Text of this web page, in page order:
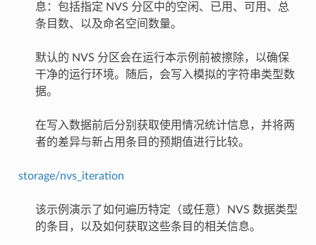
息：包括指定 NVS 分区中的空闲、已用、可用、总
条目数、以及命名空间数量。
默认的 NVS 分区会在运行本示例前被擦除，以确保
干净的运行环境。随后，会写入模拟的字符串类型数
据。
在写入数据前后分别获取使用情况统计信息，并将两
者的差异与新占用条目的预期值进行比较。
storage/nvs_iteration
该示例演示了如何遍历特定（或任意）NVS 数据类型
的条目，以及如何获取这些条目的相关信息。